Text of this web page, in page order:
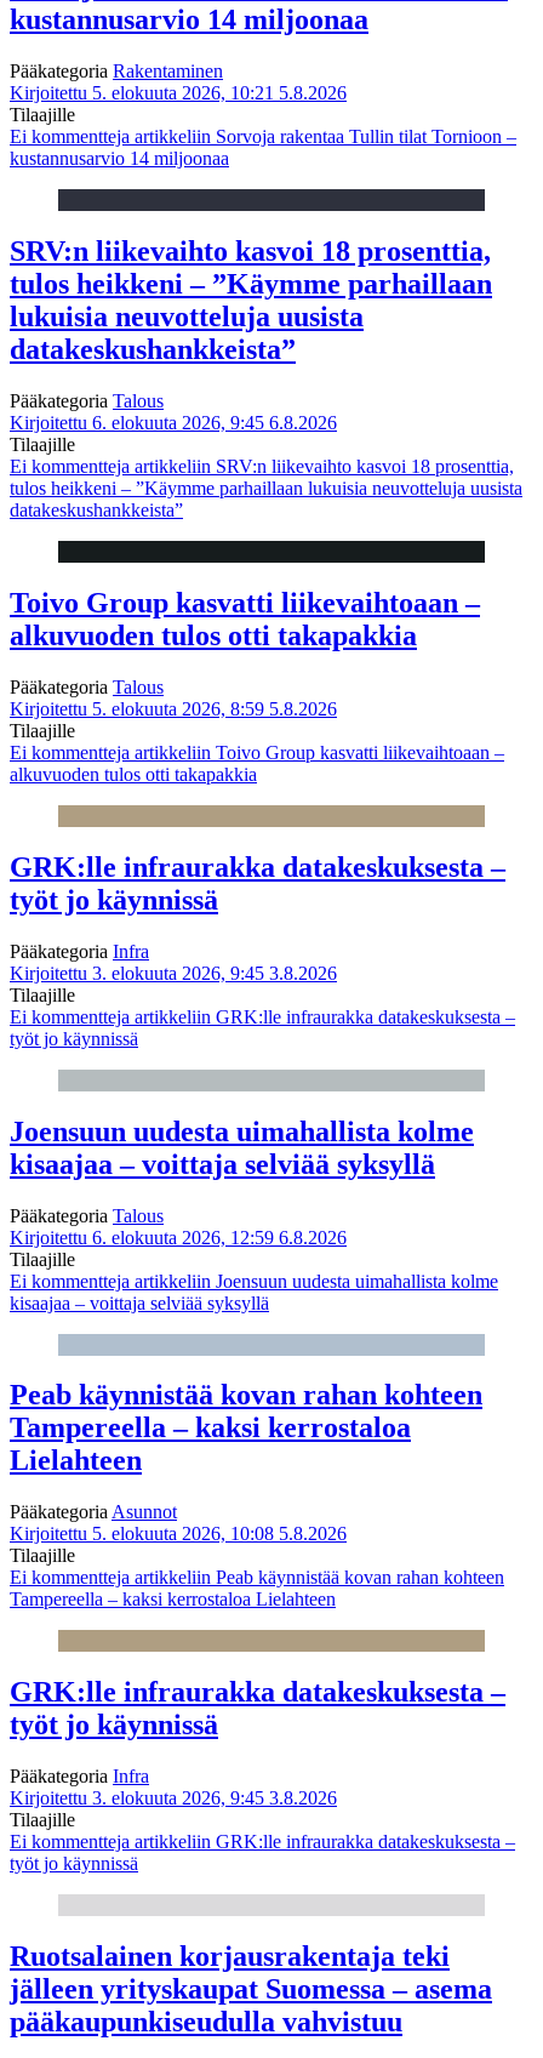
kustannusarvio 14 miljoonaa
Pääkategoria Rakentaminen
Kirjoitettu 5. elokuuta 2026, 10:21 5.8.2026
Tilaajille
Ei kommentteja artikkeliin Sorvoja rakentaa Tullin tilat Tornioon –
kustannusarvio 14 miljoonaa
SRV:n liikevaihto kasvoi 18 prosenttia,
tulos heikkeni – ”Käymme parhaillaan
lukuisia neuvotteluja uusista
datakeskushankkeista”
Pääkategoria Talous
Kirjoitettu 6. elokuuta 2026, 9:45 6.8.2026
Tilaajille
Ei kommentteja artikkeliin SRV:n liikevaihto kasvoi 18 prosenttia,
tulos heikkeni – ”Käymme parhaillaan lukuisia neuvotteluja uusista
datakeskushankkeista”
Toivo Group kasvatti liikevaihtoaan –
alkuvuoden tulos otti takapakkia
Pääkategoria Talous
Kirjoitettu 5. elokuuta 2026, 8:59 5.8.2026
Tilaajille
Ei kommentteja artikkeliin Toivo Group kasvatti liikevaihtoaan –
alkuvuoden tulos otti takapakkia
GRK:lle infraurakka datakeskuksesta –
työt jo käynnissä
Pääkategoria Infra
Kirjoitettu 3. elokuuta 2026, 9:45 3.8.2026
Tilaajille
Ei kommentteja artikkeliin GRK:lle infraurakka datakeskuksesta –
työt jo käynnissä
Joensuun uudesta uimahallista kolme
kisaajaa – voittaja selviää syksyllä
Pääkategoria Talous
Kirjoitettu 6. elokuuta 2026, 12:59 6.8.2026
Tilaajille
Ei kommentteja artikkeliin Joensuun uudesta uimahallista kolme
kisaajaa – voittaja selviää syksyllä
Peab käynnistää kovan rahan kohteen
Tampereella – kaksi kerrostaloa
Lielahteen
Pääkategoria Asunnot
Kirjoitettu 5. elokuuta 2026, 10:08 5.8.2026
Tilaajille
Ei kommentteja artikkeliin Peab käynnistää kovan rahan kohteen
Tampereella – kaksi kerrostaloa Lielahteen
GRK:lle infraurakka datakeskuksesta –
työt jo käynnissä
Pääkategoria Infra
Kirjoitettu 3. elokuuta 2026, 9:45 3.8.2026
Tilaajille
Ei kommentteja artikkeliin GRK:lle infraurakka datakeskuksesta –
työt jo käynnissä
Ruotsalainen korjausrakentaja teki
jälleen yrityskaupat Suomessa – asema
pääkaupunkiseudulla vahvistuu